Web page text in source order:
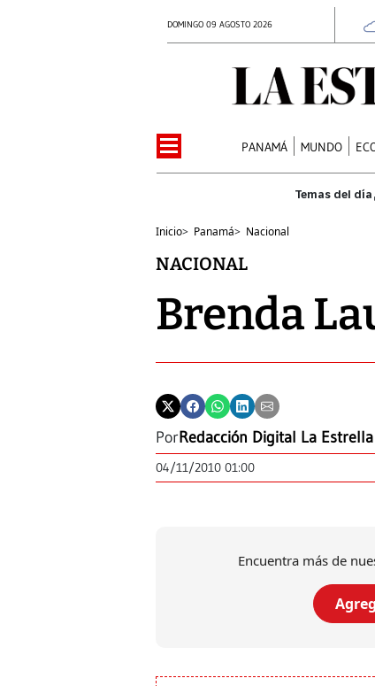
DOMINGO 09 AGOSTO 2026
PANAMÁ MUNDO
Inicio> Panamá> Nacional
NACIONAL
Brenda
PorRedacción Digital La Estrella
04/11/2010 01:00
Encuentra más de